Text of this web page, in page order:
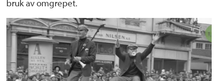
bruk av omgrepet.